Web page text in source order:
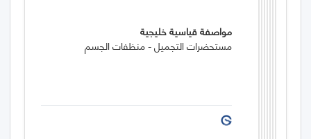
مواصفة قياسية خليجية
مستحضرات التجميل - منظفات الجسم